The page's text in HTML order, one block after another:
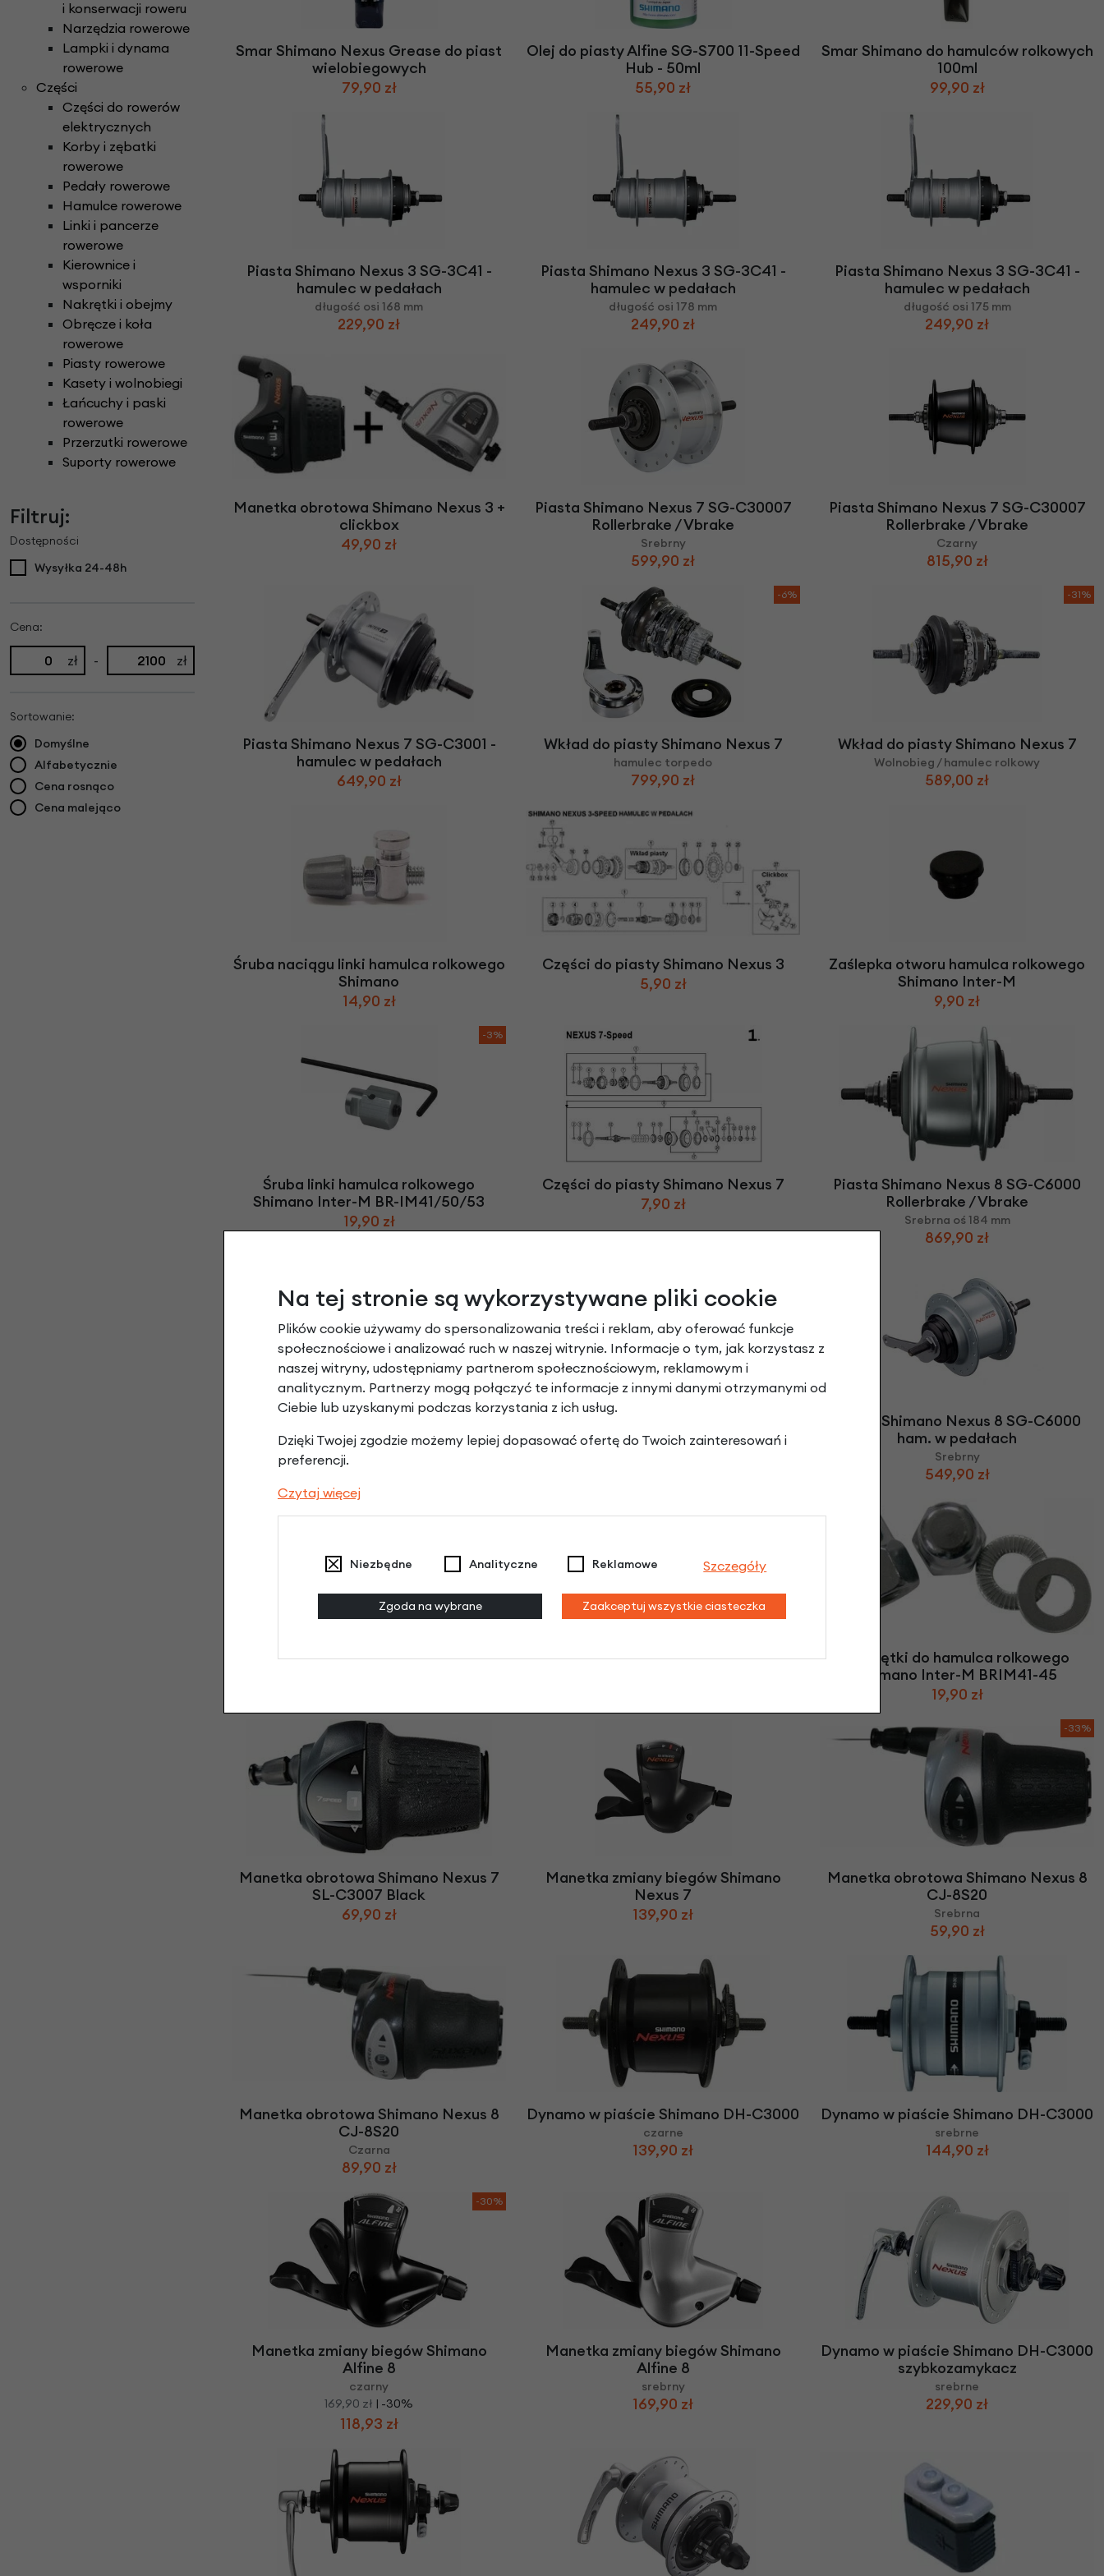
Rowery Składane
Rowery Tandem
Rowerki biegowe
Rowery Cargo / transportowe
Inny
Części do rowerów elektrycznych
Dzwonki rowerowe
oteliki rowerowe
Hamulce rowerowe
K asety i wolnobiegi
Kaski rowerowe
ańcuchy i paski rowerowe
Napęd paskowy Gates
Narzędzia rowerowe
bręcze i koła rowerowe
Przerzutki rowerowe
Nakrętki i obejmy
i konserwacji roweru
Narzędzia rowerowe
Lampki i dynama
rowerowe
Części
Części do rowerów
elektrycznych
Korby i zębatki
rowerowe
Pedały rowerowe
Hamulce rowerowe
Linki i pancerze
rowerowe
Kierownice i
wsporniki
Nakrętki i obejmy
Obręcze i koła
rowerowe
Piasty rowerowe
Kasety i wolnobiegi
Łańcuchy i paski
rowerowe
Przerzutki rowerowe
Suporty rowerowe
Filtruj:
Dostępności
Wysyłka 24-48h
Cena:
zł - zł
Sortowanie:
Domyślne
Alfabetycznie
Cena rosnąco
Cena malejąco
Smar Shimano Nexus Grease do piast
wielobiegowych
79,90 zł
Olej do piasty Alfine SG-S700 11-Speed
Hub - 50ml
55,90 zł
Smar Shimano do hamulców rolkowych
100ml
99,90 zł
Piasta Shimano Nexus 3 SG-3C41 -
hamulec w pedałach
długość osi 168 mm
229,90 zł
Piasta Shimano Nexus 3 SG-3C41 -
hamulec w pedałach
długość osi 178 mm
249,90 zł
Piasta Shimano Nexus 3 SG-3C41 -
hamulec w pedałach
długość osi 175 mm
249,90 zł
Manetka obrotowa Shimano Nexus 3 +
clickbox
49,90 zł
Piasta Shimano Nexus 7 SG-C30007
Rollerbrake / Vbrake
Srebrny
599,90 zł
Piasta Shimano Nexus 7 SG-C30007
Rollerbrake / Vbrake
Czarny
815,90 zł
Piasta Shimano Nexus 7 SG-C3001 -
hamulec w pedałach
649,90 zł
-6%
Wkład do piasty Shimano Nexus 7
hamulec torpedo
799,90 zł
-31%
Wkład do piasty Shimano Nexus 7
Wolnobieg / hamulec rolkowy
589,00 zł
Śruba naciągu linki hamulca rolkowego
Shimano
14,90 zł
Części do piasty Shimano Nexus 3
5,90 zł
Zaślepka otworu hamulca rolkowego
Shimano Inter-M
9,90 zł
-3%
Śruba linki hamulca rolkowego
Shimano Inter-M BR-IM41/50/53
19,90 zł
Części do piasty Shimano Nexus 7
7,90 zł
Piasta Shimano Nexus 8 SG-C6000
Rollerbrake / Vbrake
Srebrna oś 184 mm
869,90 zł
Piasta Shimano Nexus 8 SG-C6000
Rollerbrake / Vbrake
Czarna oś 184 mm
Piasta Shimano Nexus 8 SG-C6000
ham. w pedałach
Piasta Shimano Nexus 8 SG-C6000
ham. w pedałach
Srebrny
549,90 zł
Zębatka Shimano 1/2 x 1/8"
Części do piasty Shimano Nexus 8 /
Nakrętki do hamulca rolkowego
Shimano Inter-M BRIM41-45
19,90 zł
Manetka obrotowa Shimano Nexus 7
SL-C3007 Black
69,90 zł
Manetka zmiany biegów Shimano
Nexus 7
139,90 zł
-33%
Manetka obrotowa Shimano Nexus 8
CJ-8S20
Srebrna
59,90 zł
Manetka obrotowa Shimano Nexus 8
CJ-8S20
Czarna
89,90 zł
Dynamo w piaście Shimano DH-C3000
czarne
139,90 zł
Dynamo w piaście Shimano DH-C3000
srebrne
144,90 zł
-30%
Manetka zmiany biegów Shimano
Alfine 8
czarny
169,90 zł | -30%
118,93 zł
Manetka zmiany biegów Shimano
Alfine 8
srebrny
169,90 zł
Dynamo w piaście Shimano DH-C3000
szybkozamykacz
srebrne
229,90 zł
Na tej stronie są wykorzystywane pliki cookie
Plików cookie używamy do spersonalizowania treści i reklam, aby oferować funkcje
społecznościowe i analizować ruch w naszej witrynie. Informacje o tym, jak korzystasz z
naszej witryny, udostępniamy partnerom społecznościowym, reklamowym i
analitycznym. Partnerzy mogą połączyć te informacje z innymi danymi otrzymanymi od
Ciebie lub uzyskanymi podczas korzystania z ich usług.
Dzięki Twojej zgodzie możemy lepiej dopasować ofertę do Twoich zainteresowań i
preferencji.
Czytaj więcej
Niezbędne Analityczne Reklamowe Szczegóły
Zgoda na wybrane Zaakceptuj wszystkie ciasteczka